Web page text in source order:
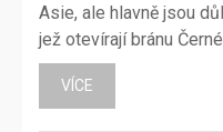
Asie, ale hlavně jsou
jež otevírají bránu
VÍCE